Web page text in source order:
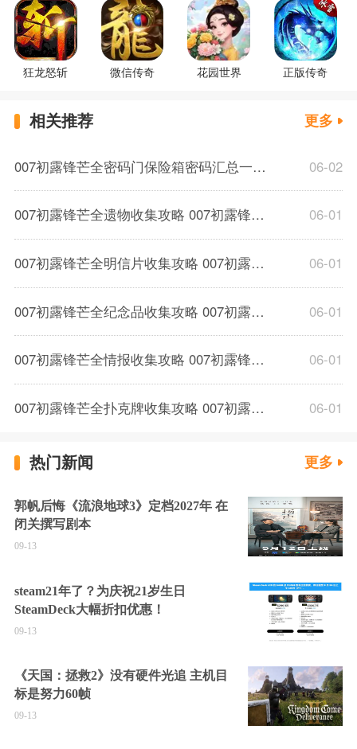
狂龙怒斩 微信传奇 花园世界 正版传奇
相关推荐 更多
007初露锋芒全密码门保险箱密码汇总一览 007初露锋芒全密码整合分享 06-02
007初露锋芒全遗物收集攻略 007初露锋芒全章节遗物收集位置分享 06-01
007初露锋芒全明信片收集攻略 007初露锋全章节明信片收集位置分享 06-01
007初露锋芒全纪念品收集攻略 007初露锋芒全章节纪念品收集位置分享 06-01
007初露锋芒全情报收集攻略 007初露锋芒全章节情报位置分享 06-01
007初露锋芒全扑克牌收集攻略 007初露锋芒全章节扑克牌位置一览 06-01
热门新闻 更多
郭帆后悔《流浪地球3》定档2027年 在
闭关撰写剧本
09-13
steam21年了？为庆祝21岁生日
SteamDeck大幅折扣优惠！
09-13
《天国：拯救2》没有硬件光追 主机目
标是努力60帧
09-13